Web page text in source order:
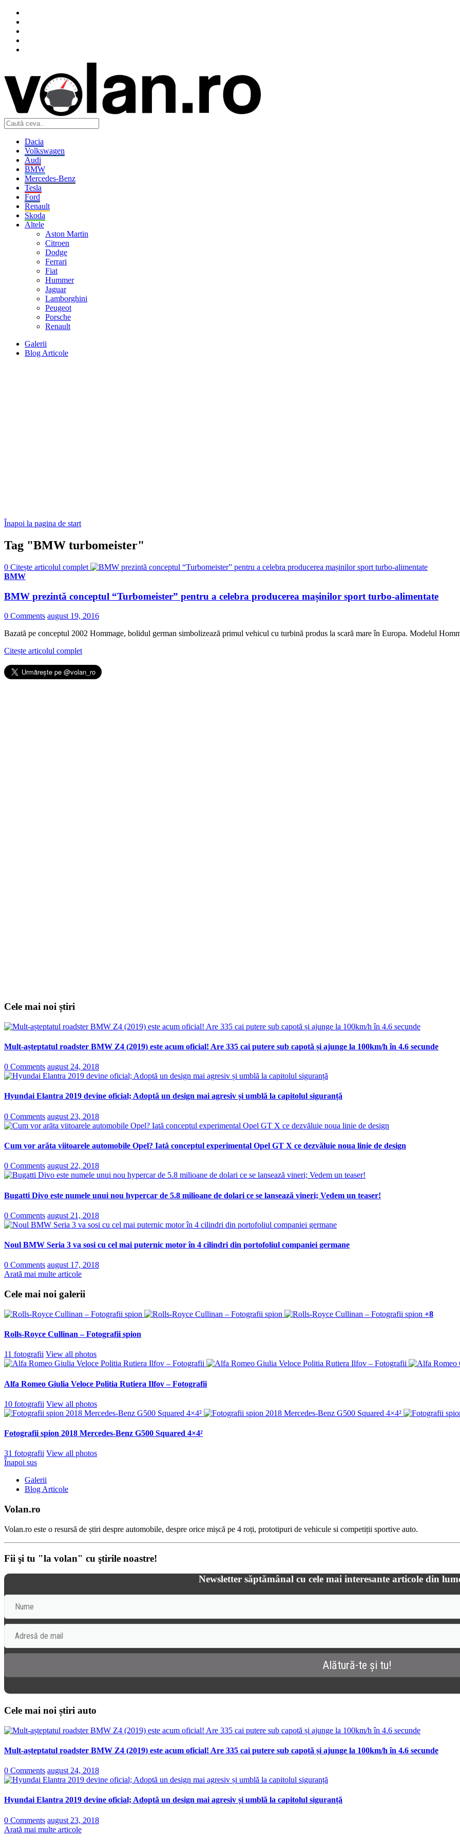
Dacia
Volkswagen
Audi
BMW
Mercedes-Benz
Tesla
Ford
Renault
Skoda
Altele
Aston Martin
Citroen
Dodge
Ferrari
Fiat
Hummer
Jaguar
Lamborghini
Peugeot
Porsche
Renault
Galerii
Blog Articole
Înapoi la pagina de start
Tag "BMW turbomeister"
0 Citește articolul complet
BMW
BMW prezintă conceptul “Turbomeister” pentru a celebra producerea mașinilor sport turbo-alimentate
0 Comments august 19, 2016
Bazată pe conceptul 2002 Hommage, bolidul german simbolizează primul vehicul cu turbină produs la scară mare în Europa. Modelul
Citește articolul complet
Cele mai noi știri
Mult-așteptatul roadster BMW Z4 (2019) este acum oficial! Are 335 cai putere sub capotă și ajunge la 100km/h în 4.6 secunde
0 Comments august 24, 2018
Hyundai Elantra 2019 devine oficial; Adoptă un design mai agresiv și umblă la capitolul siguranță
0 Comments august 23, 2018
Cum vor arăta viitoarele automobile Opel? Iată conceptul experimental Opel GT X ce dezvăluie noua linie de design
0 Comments august 22, 2018
Bugatti Divo este numele unui nou hypercar de 5.8 milioane de dolari ce se lansează vineri; Vedem un teaser!
0 Comments august 21, 2018
Noul BMW Seria 3 va sosi cu cel mai puternic motor în 4 cilindri din portofoliul companiei germane
0 Comments august 17, 2018
Arată mai multe articole
Cele mai noi galerii
+8
Rolls-Royce Cullinan – Fotografii spion
11 fotografii View all photos
Alfa Romeo Giulia Veloce Politia Rutiera Ilfov – Fotografii
10 fotografii View all photos
Fotografii spion 2018 Mercedes-Benz G500 Squared 4×4²
31 fotografii View all photos
Înapoi sus
Galerii
Blog Articole
Volan.ro
Volan.ro este o resursă de știri despre automobile, despre orice mișcă pe 4 roți, prototipuri de vehicule si competiții sportive auto.
Fii şi tu "la volan" cu ştirile noastre!
Newsletter săptămânal cu cele mai interesante articole din
Cele mai noi știri auto
Mult-așteptatul roadster BMW Z4 (2019) este acum oficial! Are 335 cai putere sub capotă și ajunge la 100km/h în 4.6 secunde
0 Comments august 24, 2018
Hyundai Elantra 2019 devine oficial; Adoptă un design mai agresiv și umblă la capitolul siguranță
0 Comments august 23, 2018
Arată mai multe articole